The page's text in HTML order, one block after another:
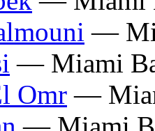
—
— Miami
Omr —